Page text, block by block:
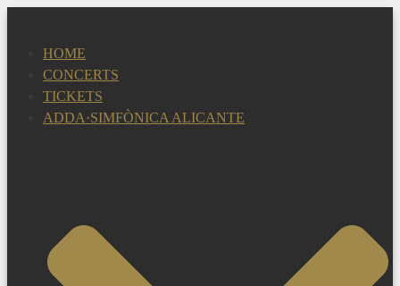
contentHOME
CONCERTS
TICKETS
ADDA·SIMFÒNICA ALICANTE